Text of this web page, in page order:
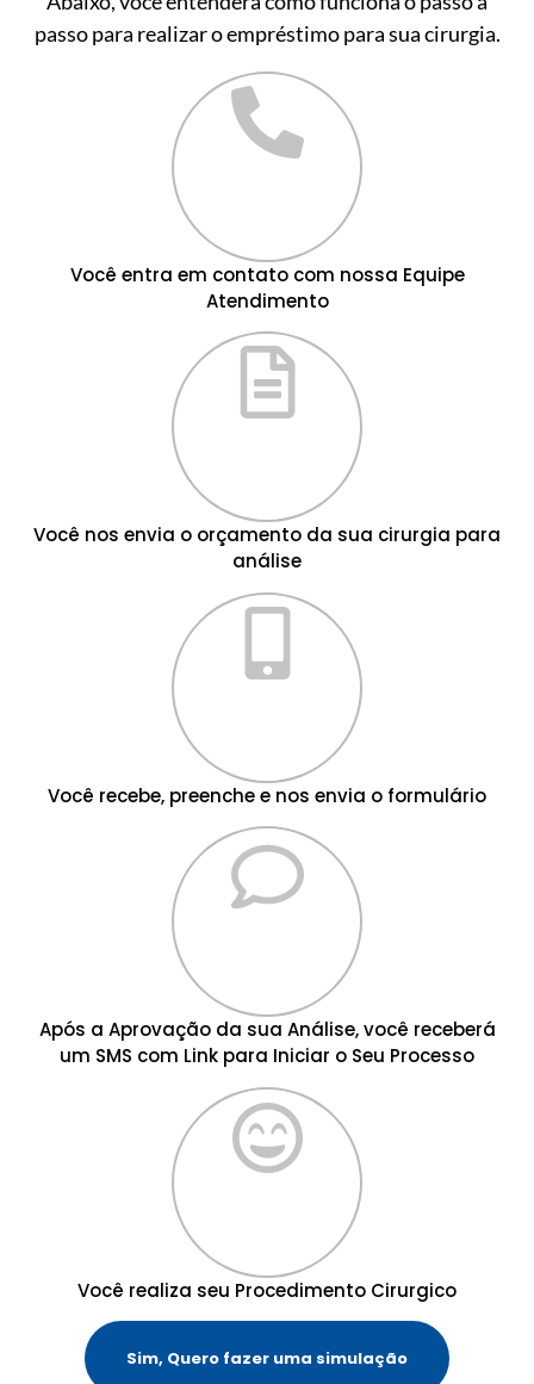
passo para realizar o empréstimo para sua cirurgia.
Você entra em contato com nossa Equipe
Atendimento
Você nos envia o orçamento da sua cirurgia para
análise
Você recebe, preenche e nos envia o formulário
Após a Aprovação da sua Análise, você receberá
um SMS com Link para Iniciar o Seu Processo
Você realiza seu Procedimento Cirurgico
Sim, Quero fazer uma simulação